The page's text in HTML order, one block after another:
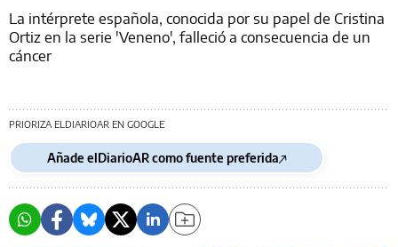
La intérprete española, conocida por su papel de Cristina
Ortiz en la serie 'Veneno', falleció a consecuencia de un
cáncer
PRIORIZA ELDIARIOAR EN GOOGLE
Añade elDiarioAR como fuente preferida